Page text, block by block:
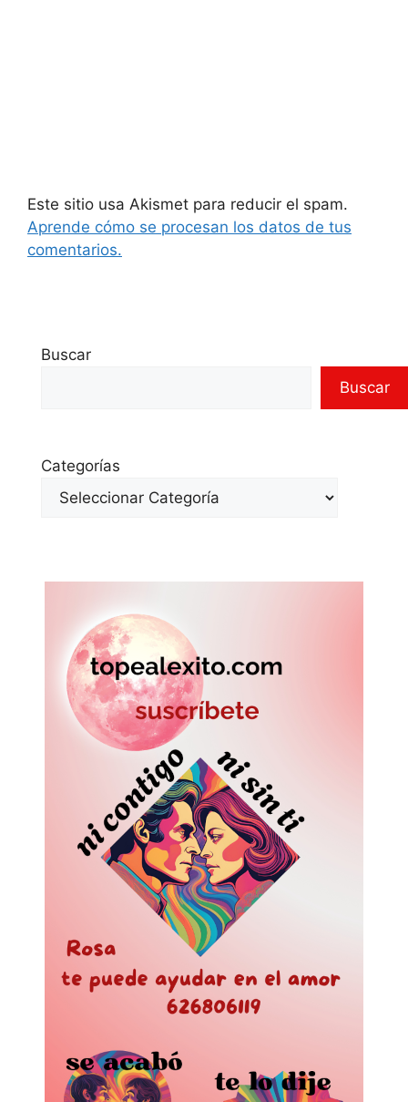
Este sitio usa Akismet para reducir el spam.
Aprende cómo se procesan los datos de tus
comentarios.
Buscar
Buscar
Categorías